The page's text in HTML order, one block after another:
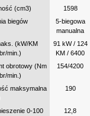
(cm3)
1598
biegów
5-biegowa
manualna
(kW/KM
min.)
91 kW / 124
KM / 6400
obrotowy (Nm
min.)
154/4200
maksymalna
190
0-100
12,8